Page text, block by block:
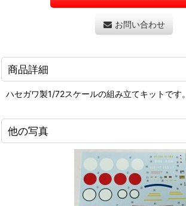
お問い合わせ
商品詳細
ハセガワ製1/72スケールの組み立てキットです。
他の写真